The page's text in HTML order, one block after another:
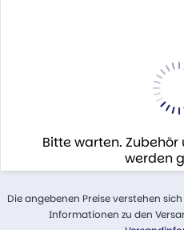
Bitte warten.
werden
Die angebenen Preise verstehen
Informationen zu den